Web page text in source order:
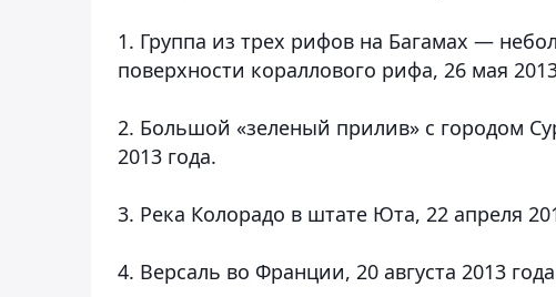
1. Группа из трех рифов на Багамах —
поверхности кораллового рифа, 26 мая
2. Большой «зеленый прилив» с городом
2013 года.
3. Река Колорадо в штате Юта, 22 апреля
4. Версаль во Франции, 20 августа 2013